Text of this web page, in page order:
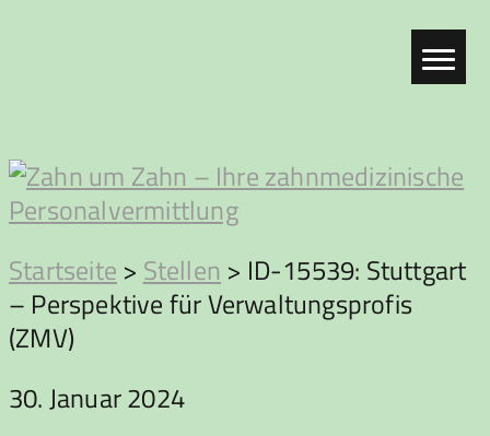
Zahn
um
Zahn
Startseite > Stellen > ID-15539: Stuttgart
– Perspektive für Verwaltungsprofis
(ZMV)
30. Januar 2024